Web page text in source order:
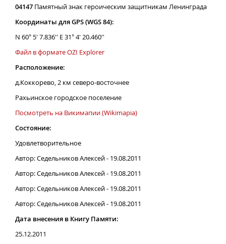
04147 Памятный знак героическим защитникам Ленинграда
Координаты для GPS (WGS 84):
N 60° 5' 7.836'' E 31° 4' 20.460''
Файл в формате OZI Explorer
Расположение:
д.Коккорево, 2 км северо-восточнее
Рахьинское городское поселение
Посмотреть на Викимапии (Wikimapia)
Состояние:
Удовлетворительное
Автор: Седельников Алексей - 19.08.2011
Автор: Седельников Алексей - 19.08.2011
Автор: Седельников Алексей - 19.08.2011
Автор: Седельников Алексей - 19.08.2011
Дата внесения в Книгу Памяти:
25.12.2011